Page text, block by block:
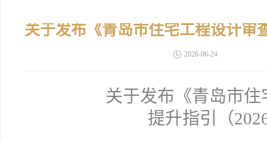
2026-06-24
关于发布《青岛市
提升指引（